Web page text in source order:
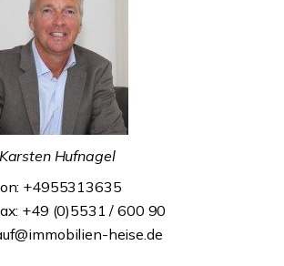
Hufnagel
+4955313635
+49 (0)5531 / 600 90
heise.de